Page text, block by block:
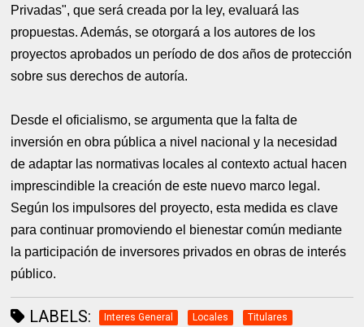
Privadas", que será creada por la ley, evaluará las
propuestas. Además, se otorgará a los autores de los
proyectos aprobados un período de dos años de protección
sobre sus derechos de autoría.
Desde el oficialismo, se argumenta que la falta de
inversión en obra pública a nivel nacional y la necesidad
de adaptar las normativas locales al contexto actual hacen
imprescindible la creación de este nuevo marco legal.
Según los impulsores del proyecto, esta medida es clave
para continuar promoviendo el bienestar común mediante
la participación de inversores privados en obras de interés
público.
LABELS: Interes General Locales Titulares